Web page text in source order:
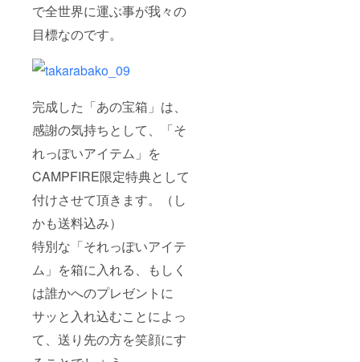
で全世界に運ぶ事が我々の
目標なのです。
完成した「あの宝箱」は、
感謝の気持ちとして、「そ
れっぽいアイテム」を
CAMPFIRE限定特典として
付けさせて頂きます。（し
かも送料込み）
特別な「それっぽいアイテ
ム」を箱に入れる、もしく
は誰かへのプレゼントに
サッと入れ込むことによっ
て、送り先の方を笑顔にす